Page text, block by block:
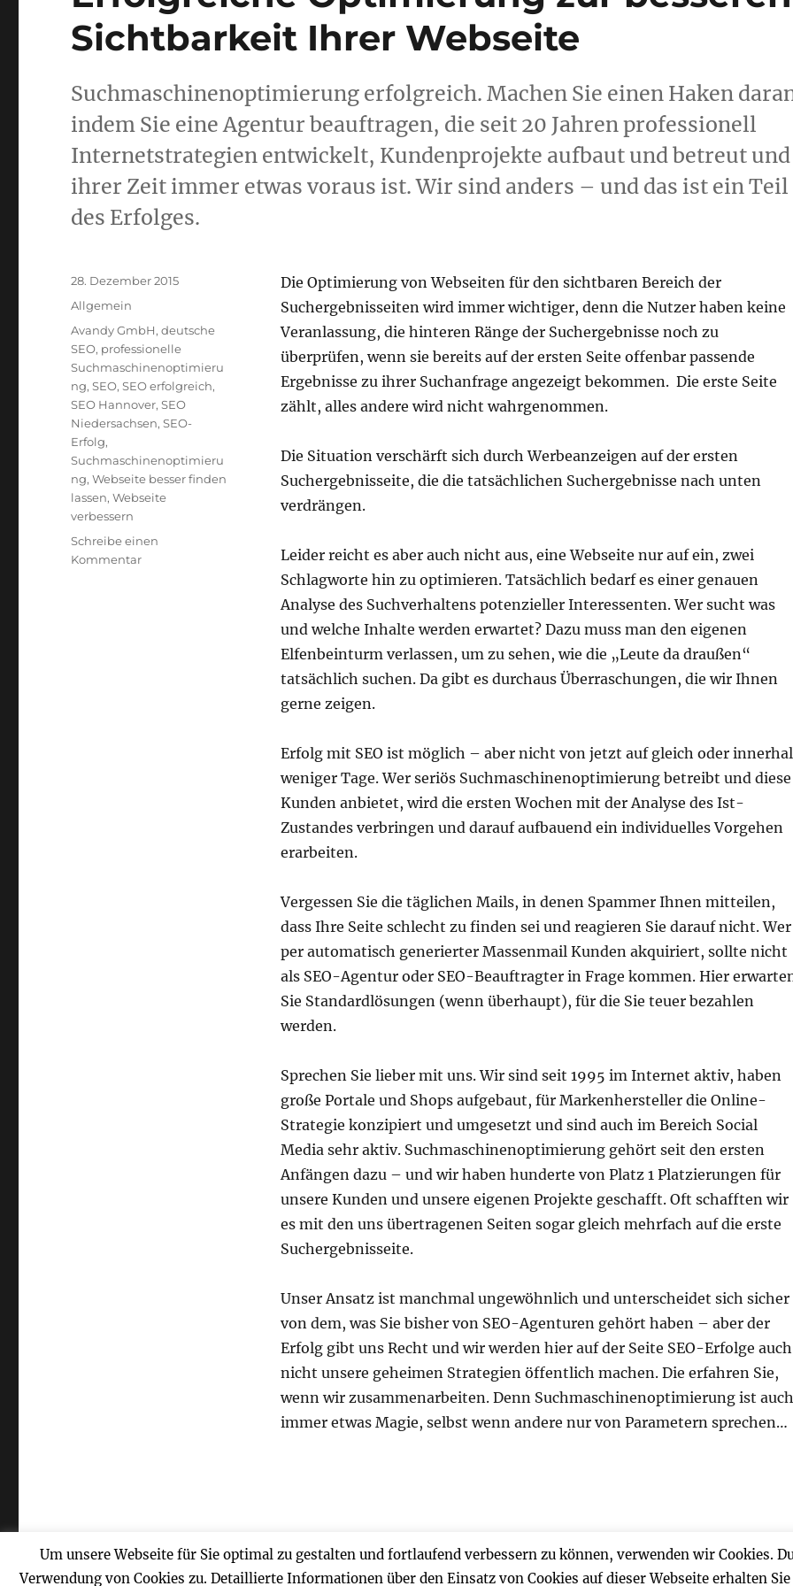
Sichtbarkeit Ihrer Webseite
Suchmaschinenoptimierung erfolgreich. Machen Sie einen Haken
indem Sie eine Agentur beauftragen, die seit 20 Jahren professionell
Internetstrategien entwickelt, Kundenprojekte aufbaut und betreut und
ihrer Zeit immer etwas voraus ist. Wir sind anders – und das ist ein Teil
des Erfolges.
Die Optimierung von Webseiten für den sichtbaren Bereich der
Suchergebnisseiten wird immer wichtiger, denn die Nutzer haben keine
Veranlassung, die hinteren Ränge der Suchergebnisse noch zu
überprüfen, wenn sie bereits auf der ersten Seite offenbar passende
Ergebnisse zu ihrer Suchanfrage angezeigt bekommen. Die erste Seite
zählt, alles andere wird nicht wahrgenommen.
Die Situation verschärft sich durch Werbeanzeigen auf der ersten
Suchergebnisseite, die die tatsächlichen Suchergebnisse nach unten
verdrängen.
Leider reicht es aber auch nicht aus, eine Webseite nur auf ein, zwei
Schlagworte hin zu optimieren. Tatsächlich bedarf es einer genauen
Analyse des Suchverhaltens potenzieller Interessenten. Wer sucht was
und welche Inhalte werden erwartet? Dazu muss man den eigenen
Elfenbeinturm verlassen, um zu sehen, wie die „Leute da draußen“
tatsächlich suchen. Da gibt es durchaus Überraschungen, die wir Ihnen
gerne zeigen.
Erfolg mit SEO ist möglich – aber nicht von jetzt auf gleich oder
weniger Tage. Wer seriös Suchmaschinenoptimierung betreibt und diese
Kunden anbietet, wird die ersten Wochen mit der Analyse des Ist-
Zustandes verbringen und darauf aufbauend ein individuelles Vorgehen
erarbeiten.
Vergessen Sie die täglichen Mails, in denen Spammer Ihnen mitteilen,
dass Ihre Seite schlecht zu finden sei und reagieren Sie darauf nicht. Wer
per automatisch generierter Massenmail Kunden akquiriert, sollte nicht
als SEO-Agentur oder SEO-Beauftragter in Frage kommen. Hier
Sie Standardlösungen (wenn überhaupt), für die Sie teuer bezahlen
werden.
Sprechen Sie lieber mit uns. Wir sind seit 1995 im Internet aktiv, haben
große Portale und Shops aufgebaut, für Markenhersteller die Online-
Strategie konzipiert und umgesetzt und sind auch im Bereich Social
Media sehr aktiv. Suchmaschinenoptimierung gehört seit den ersten
Anfängen dazu – und wir haben hunderte von Platz 1 Platzierungen für
unsere Kunden und unsere eigenen Projekte geschafft. Oft schafften wir
es mit den uns übertragenen Seiten sogar gleich mehrfach auf die erste
Suchergebnisseite.
Unser Ansatz ist manchmal ungewöhnlich und unterscheidet sich sicher
von dem, was Sie bisher von SEO-Agenturen gehört haben – aber der
Erfolg gibt uns Recht und wir werden hier auf der Seite SEO-Erfolge auch
nicht unsere geheimen Strategien öffentlich machen. Die erfahren Sie,
wenn wir zusammenarbeiten. Denn Suchmaschinenoptimierung ist auch
immer etwas Magie, selbst wenn andere nur von Parametern sprechen…
Veröffentlicht
am
28. Dezember 2015
Kategorien
Allgemein
Schlagwörter
Avandy GmbH,deutsche
SEO, professionelle
Suchmaschinenoptimieru
ng,SEO,SEO erfolgreich,
SEO Hannover,SEO
Niedersachsen,SEO-
Erfolg,
Suchmaschinenoptimieru
ng,Webseite besser finden
lassen,Webseite
verbessern
Schreibe einen
Kommentarzu
SEO Erfolge Datenschutz Stolz präsentiert von WordPress
Um unsere Webseite für Sie optimal zu gestalten und fortlaufend verbessern zu können, verwenden wir Cookies.
Verwendung von Cookies zu. Detaillierte Informationen über den Einsatz von Cookies auf dieser Webseite erhalten